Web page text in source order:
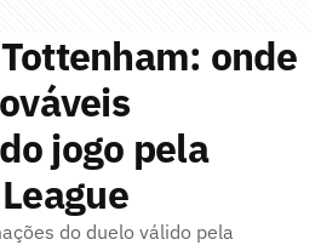
onde
jogo pela
do duelo válido pela